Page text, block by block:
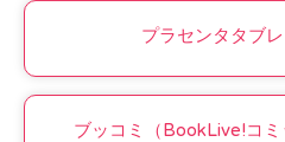
プラセンタタブ
ブッコミ（BookLive!コミ